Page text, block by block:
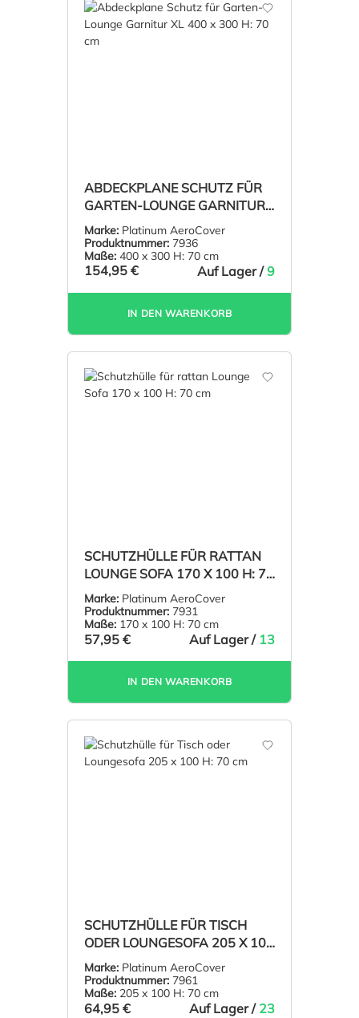
ABDECKPLANE SCHUTZ FÜR
GARTEN-LOUNGE GARNITUR
XL 400 X 300 H: 70 CM
Marke: Platinum AeroCover
Produktnummer: 7936
Maße: 400 x 300 H: 70 cm
154,95 € Auf Lager /9
IN DEN WARENKORB
SCHUTZHÜLLE FÜR RATTAN
LOUNGE SOFA 170 X 100 H: 70
CM
Marke: Platinum AeroCover
Produktnummer: 7931
Maße: 170 x 100 H: 70 cm
57,95 € Auf Lager / 13
IN DEN WARENKORB
SCHUTZHÜLLE FÜR TISCH
ODER LOUNGESOFA 205 X 100
H: 70 CM
Marke: Platinum AeroCover
Produktnummer: 7961
Maße: 205 x 100 H: 70 cm
64,95 € Auf Lager / 23